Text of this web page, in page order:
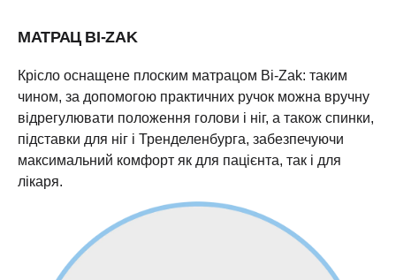
МАТРАЦ BI-ZAK
Крісло оснащене плоским матрацом Bi-Zak: таким
чином, за допомогою практичних ручок можна вручну
відрегулювати положення голови і ніг, а також спинки,
підставки для ніг і Тренделенбурга, забезпечуючи
максимальний комфорт як для пацієнта, так і для
лікаря.